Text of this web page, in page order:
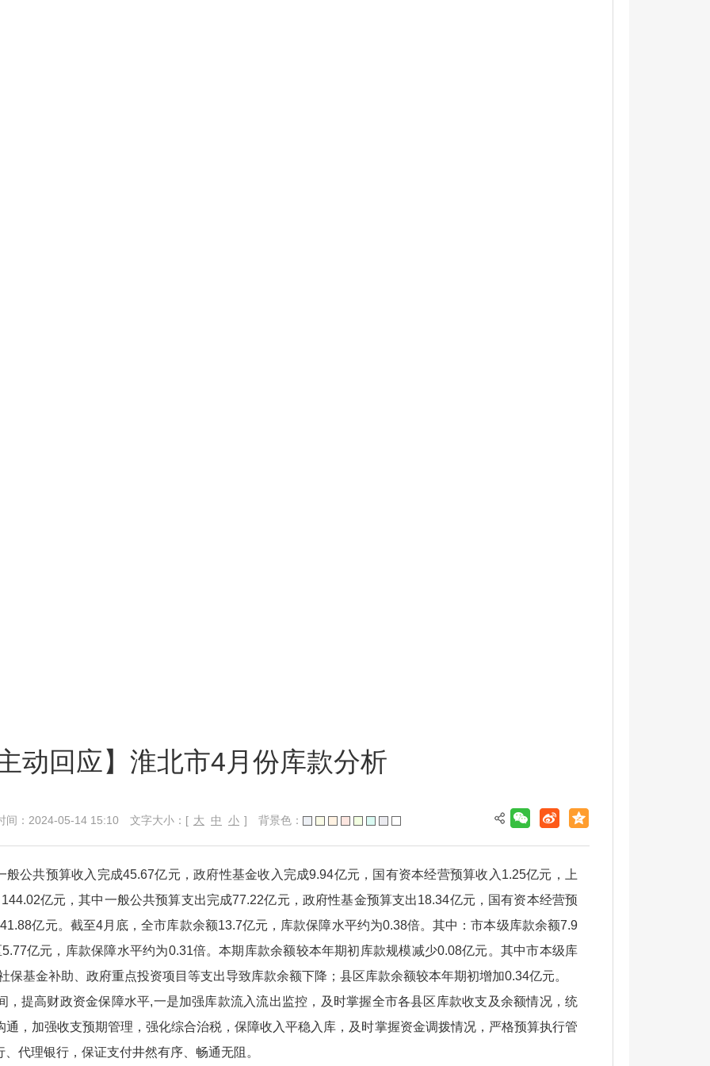
动回应】淮北市4月份库款分析
间：2024-05-14 15:10 文字大小：[ 大 中 小 ] 背景色：
公共预算收入完成45.67亿元，政府性基金收入完成9.94亿元，国有资本经营预算收入1.25亿元，上
亿元，其中一般公共预算支出完成77.22亿元，政府性基金预算支出18.34亿元，国有资本经营预
亿元。截至4月底，全市库款余额13.7亿元，库款保障水平约为0.38倍。其中：市本级库款余额7.9
亿元，库款保障水平约为0.31倍。本期库款余额较本年期初库款规模减少0.08亿元。其中市本级库
保基金补助、政府重点投资项目等支出导致库款余额下降；县区库款余额较本年期初增加0.34亿元。
，提高财政资金保障水平,一是加强库款流入流出监控，及时掌握全市各县区库款收支及余额情况，统
，加强收支预期管理，强化综合治税，保障收入平稳入库，及时掌握资金调拨情况，严格预算执行管
代理银行，保证支付井然有序、畅通无阻。